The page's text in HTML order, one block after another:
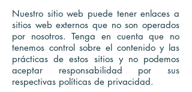
Nuestro sitio web puede tener enlaces a
sitios web externos que no son operados
por nosotros. Tenga en cuenta que no
tenemos control sobre el contenido y las
prácticas de estos sitios y no podemos
aceptar responsabilidad por sus
respectivas políticas de privacidad.